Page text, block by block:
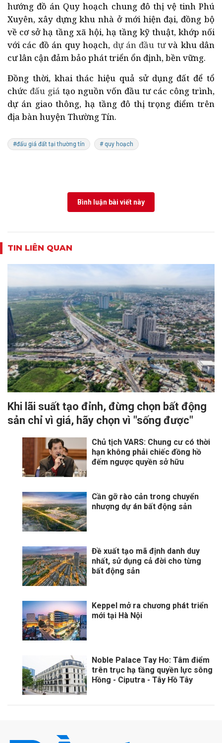
hướng đồ án Quy hoạch chung đô thị vệ tinh Phú
Xuyên, xây dựng khu nhà ở mới hiện đại, đồng bộ
về cơ sở hạ tầng xã hội, hạ tầng kỹ thuật, khớp nối
với các đồ án quy hoạch, dự án đầu tưvà khu dân
cư lân cận đảm bảo phát triển ổn định, bền vững.
Đồng thời, khai thác hiệu quả sử dụng đất để tổ
chức đấu giá tạo nguồn vốn đầu tư các công trình,
dự án giao thông, hạ tầng đô thị trọng điểm trên
địa bàn huyện Thường Tín.
#đấu giá đất tại thường tín # quy hoạch
Bình luận bài viết này
TIN LIÊN QUAN
Khi lãi suất tạo đỉnh, đừng chọn bất động
sản chỉ vì giá, hãy chọn vì "sống được"
Chủ tịch VARS: Chung cư có thời
hạn không phải chiếc đồng hồ
đếm ngược quyền sở hữu
Cần gỡ rào cản trong chuyển
nhượng dự án bất động sản
Đề xuất tạo mã định danh duy
nhất, sử dụng cả đời cho từng
bất động sản
Keppel mở ra chương phát triển
mới tại Hà Nội
Noble Palace Tay Ho: Tâm điểm
trên trục hạ tầng quyền lực sông
Hồng - Ciputra - Tây Hồ Tây